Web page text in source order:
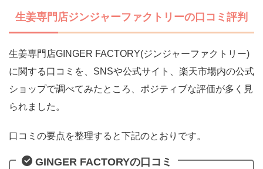
生姜専門店ジンジャーファクトリーの口コミ評判
生姜専門店GINGER FACTORY(ジンジャーファクトリー)
に関する口コミを、SNSや公式サイト、楽天市場内の公式
ショップで調べてみたところ、ポジティブな評価が多く見
られました。
口コミの要点を整理すると下記のとおりです。
GINGER FACTORYの口コミ